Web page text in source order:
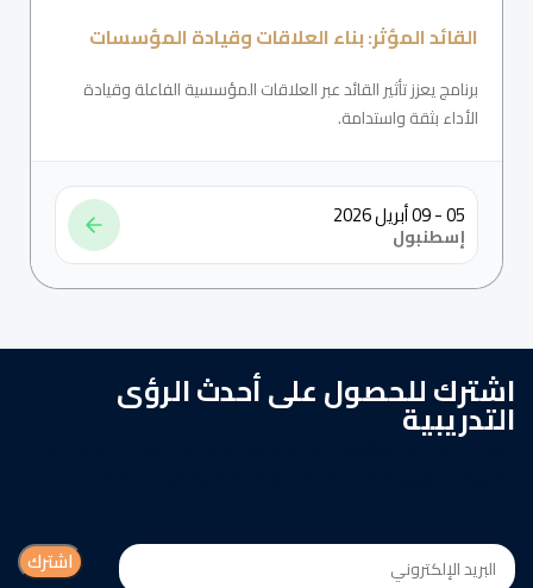
القائد المؤثر: بناء العلاقات وقيادة المؤسسات
برنامج يعزز تأثير القائد عبر العلاقات المؤسسية الفاعلة وقيادة
الأداء بثقة واستدامة.
05 - 09 أبريل 2026
إسطنبول
اشترك للحصول على أحدث الرؤى
التدريبية